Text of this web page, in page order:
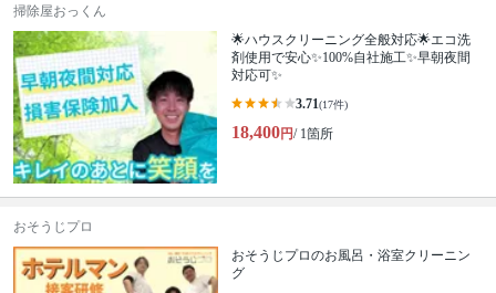
掃除屋おっくん
🌟ハウスクリーニング全般対応🌟エコ洗
剤使用で安心✨100%自社施工✨早朝夜間
対応可✨
3.71(17件)
18,400円/ 1箇所
おそうじプロ
おそうじプロのお風呂・浴室クリーニン
グ